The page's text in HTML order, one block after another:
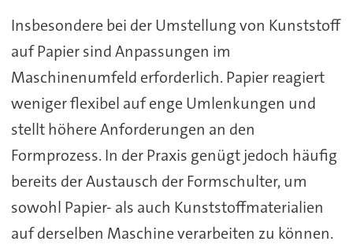
Insbesondere bei der Umstellung von Kunststoff
auf Papier sind Anpassungen im
Maschinenumfeld erforderlich. Papier reagiert
weniger flexibel auf enge Umlenkungen und
stellt höhere Anforderungen an den
Formprozess. In der Praxis genügt jedoch häufig
bereits der Austausch der Formschulter, um
sowohl Papier- als auch Kunststoffmaterialien
auf derselben Maschine verarbeiten zu können.